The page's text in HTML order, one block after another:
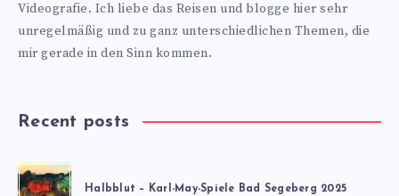
Videografie. Ich liebe das Reisen und blogge hier sehr
unregelmäßig und zu ganz unterschiedlichen Themen, die
mir gerade in den Sinn kommen.
Recent posts
Halbblut – Karl-May-Spiele Bad Segeberg 2025